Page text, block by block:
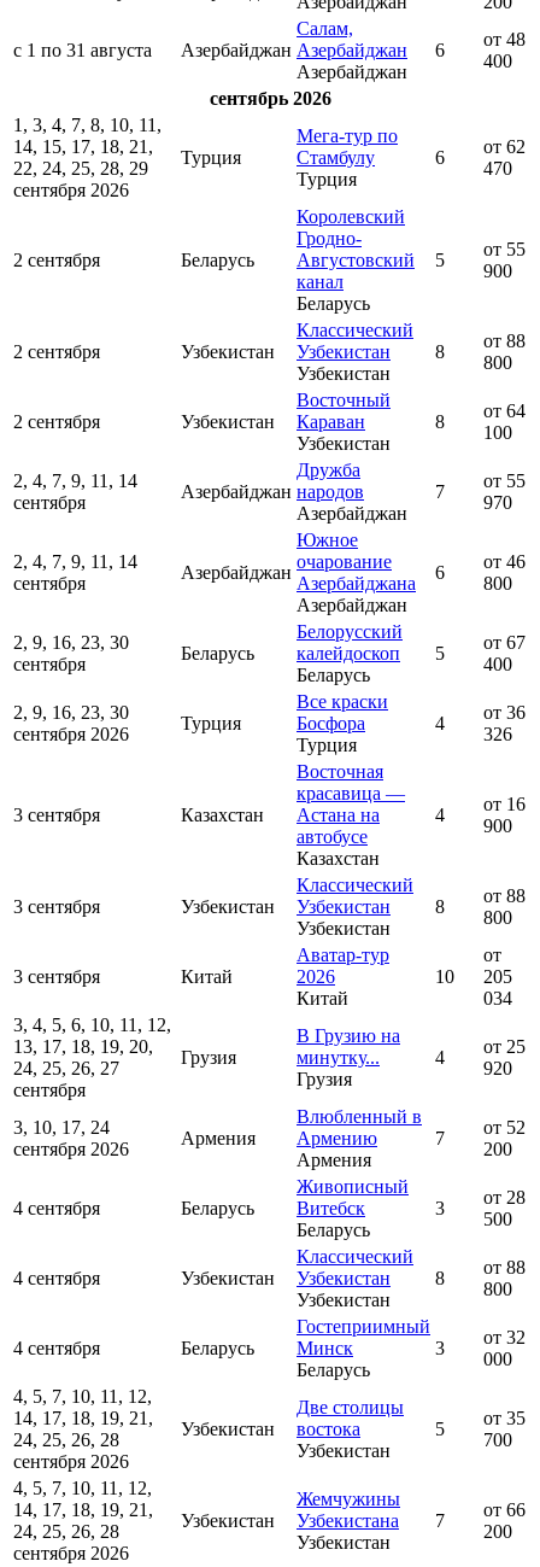
с 1 по 31 августа Азербайджан
Салам,
Азербайджан
Азербайджан
6
от 48
400
сентябрь 2026
1, 3, 4, 7, 8, 10, 11,
14, 15, 17, 18, 21,
22, 24, 25, 28, 29
сентября 2026
Турция
Мега-тур по
Стамбулу
Турция
6
от 62
470
2 сентября Беларусь
Королевский
Гродно-
Августовский
канал
Беларусь
5
от 55
900
2 сентября Узбекистан
Классический
Узбекистан
Узбекистан
8
от 88
800
2 сентября Узбекистан
Восточный
Караван
Узбекистан
8
от 64
100
2, 4, 7, 9, 11, 14
сентября
Азербайджан
Дружба
народов
Азербайджан
7
от 55
970
2, 4, 7, 9, 11, 14
сентября
Азербайджан
Южное
очарование
Азербайджана
Азербайджан
6
от 46
800
2, 9, 16, 23, 30
сентября
Беларусь
Белорусский
калейдоскоп
Беларусь
5
от 67
400
2, 9, 16, 23, 30
сентября 2026
Турция
Все краски
Босфора
Турция
4
от 36
326
3 сентября Казахстан
Восточная
красавица —
Астана на
автобусе
Казахстан
4
от 16
900
3 сентября Узбекистан
Классический
Узбекистан
Узбекистан
8
от 88
800
3 сентября Китай
Аватар-тур
2026
Китай
10
от
205
034
3, 4, 5, 6, 10, 11, 12,
13, 17, 18, 19, 20,
24, 25, 26, 27
сентября
Грузия
В Грузию на
минутку...
Грузия
4
от 25
920
3, 10, 17, 24
сентября 2026
Армения
Влюбленный в
Армению
Армения
7
от 52
200
4 сентября Беларусь
Живописный
Витебск
Беларусь
3
от 28
500
4 сентября Узбекистан
Классический
Узбекистан
Узбекистан
8
от 88
800
4 сентября Беларусь
Гостеприимный
Минск
Беларусь
3
от 32
000
4, 5, 7, 10, 11, 12,
14, 17, 18, 19, 21,
24, 25, 26, 28
сентября 2026
Узбекистан
Две столицы
востока
Узбекистан
5
от 35
700
4, 5, 7, 10, 11, 12,
14, 17, 18, 19, 21,
24, 25, 26, 28
сентября 2026
Узбекистан
Жемчужины
Узбекистана
Узбекистан
7
от 66
200